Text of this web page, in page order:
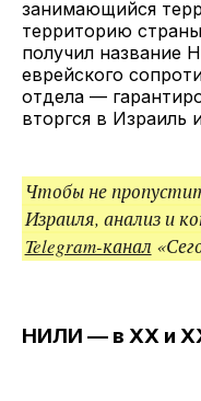
занимающийся
территорию
получил название
еврейского
отдела —
вторгся в Израиль
Чтобы не
Израиля, анализ и
Telegram-канал
НИЛИ — в XX и